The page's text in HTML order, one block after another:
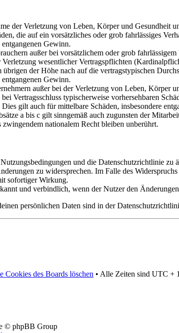
der Verletzung von Leben, Körper und Gesundheit
die auf ein vorsätzliches oder grob fahrlässiges
Gewinn.
außer bei vorsätzlichem oder grob
wesentlicher Vertragspflichten
übrigen der Höhe nach auf die vertragstypischen
Gewinn.
außer bei der Verletzung von Leben, Körper
Vertragsschluss typischerweise vorhersehbaren
gilt auch für mittelbare Schäden, insbesondere
a bis c gilt sinngemäß auch zugunsten der
nationalem Recht bleiben unberührt.
und die Datenschutzrichtlinie
zu widersprechen. Im Falle des
sofortiger Wirkung.
und verbindlich, wenn der Nutzer den
persönlichen Daten sind in der
Cookies des Boards löschen • Alle Zeiten sind UTC +
© phpBB Group